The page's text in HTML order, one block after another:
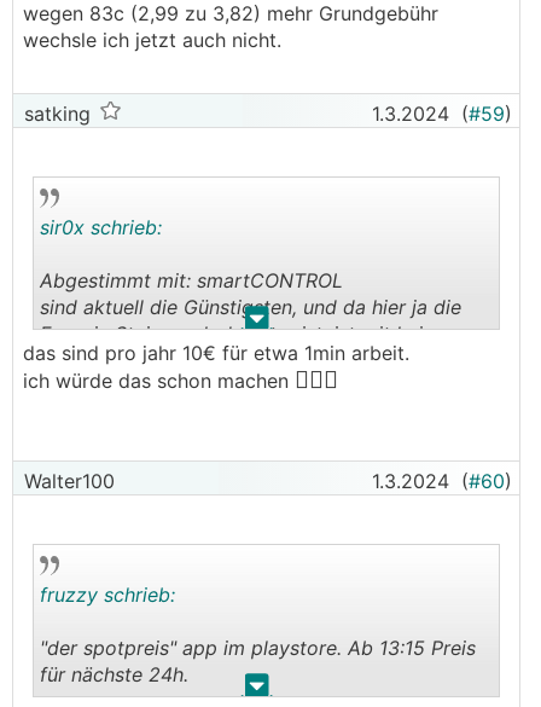
wegen 83c (2,99 zu 3,82) mehr Grundgebühr
wechsle ich jetzt auch nicht.
satking 1.3.2024 (#59)
. .
sir0x schrieb:
Abgestimmt mit: smartCONTROL
sind aktuell die Günstigsten, und da hier ja die
Energie Steiermark dahinter ist, ist mit keinen
Überraschungen zu rechnen.
Grundgebühr günstiger waren als smartControl,
aber wegen 83c (2,99 zu 3,82) mehr
das sind pro jahr 10€ für etwa 1min arbeit.
ich würde das schon machen 🤷🏻‍♂️
Walter100 1.3.2024 (#60)
. .
fruzzy schrieb:
"der spotpreis" app im playstore. Ab 13:15 Preis
für nächste 24h.